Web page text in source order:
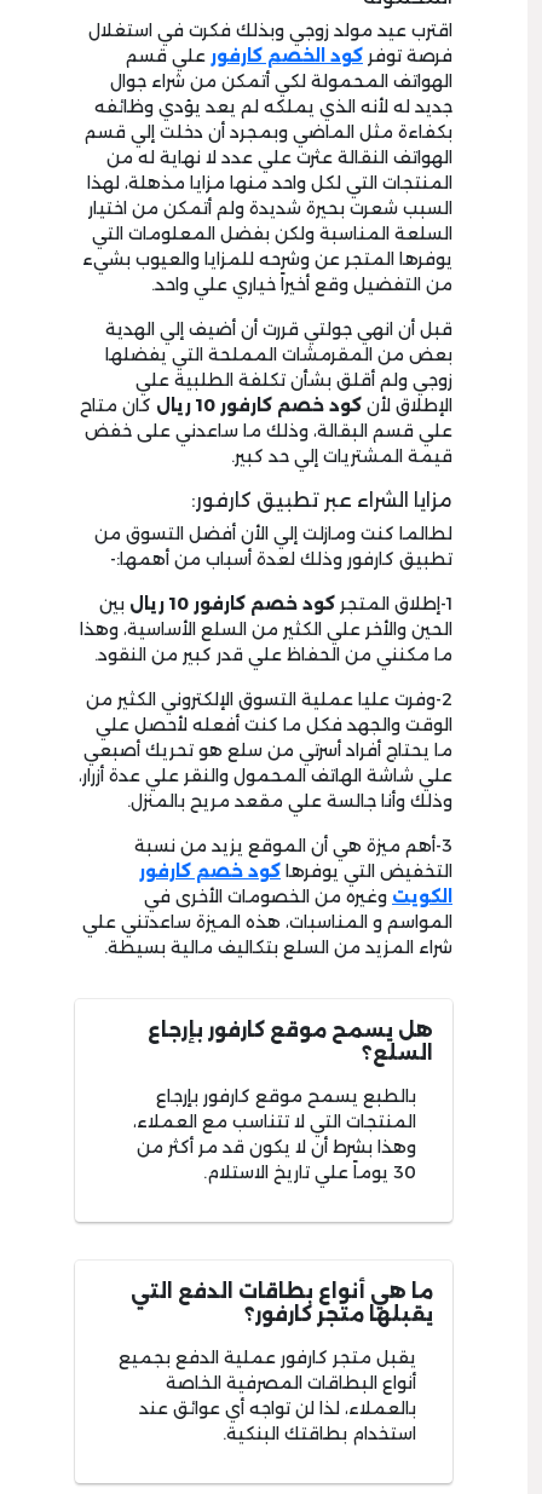
اقترب عيد مولد زوجي وبذلك فكرت في استغلال
فرصة توفر كود الخصم كارفور علي قسم
الهواتف المحمولة لكي أتمكن من شراء جوال
جديد له لأنه الذي يملكه لم يعد يؤدي وظائفه
بكفاءة مثل الماضي وبمجرد أن دخلت إلي قسم
الهواتف النقالة عثرت علي عدد لا نهاية له من
المنتجات التي لكل واحد منها مزايا مذهلة، لهذا
السبب شعرت بحيرة شديدة ولم أتمكن من اختيار
السلعة المناسبة ولكن بفضل المعلومات التي
يوفرها المتجر عن وشرحه للمزايا والعيوب بشيء
من التفضيل وقع أخيراً خياري علي واحد.
قبل أن انهي جولتي قررت أن أضيف إلي الهدية
بعض من المقرمشات المملحة التي يفضلها
زوجي ولم أقلق بشأن تكلفة الطلبية علي
الإطلاق لأن كود خصم كارفور 10 ريال
كان متاح
علي قسم البقالة، وذلك ما ساعدني على خفض
قيمة المشتريات إلي حد كبير.
مزايا الشراء عبر تطبيق كارفور:
لطالما كنت ومازلت إلي الأن أفضل التسوق من
تطبيق كارفور وذلك لعدة أسباب من أهمها:-
1-إطلاق المتجر كود خصم كارفور 10 ريال
بين
الحين والأخر علي الكثير من السلع الأساسية، وهذا
ما مكنني من الحفاظ علي قدر كبير من النقود.
2-وفرت عليا عملية التسوق الإلكتروني الكثير من
الوقت والجهد فكل ما كنت أفعله لأحصل علي
ما يحتاج أفراد أسرتي من سلع هو تحريك أصبعي
علي شاشة الهاتف المحمول والنقر علي عدة أزرار،
وذلك وأنا جالسة علي مقعد مريح بالمنزل.
3-أهم ميزة هي أن الموقع يزيد من نسبة
التخفيض التي يوفرها كود خصم كارفور
الكويت وغيره من الخصومات الأخرى في
المواسم و المناسبات، هذه الميزة ساعدتني علي
شراء المزيد من السلع بتكاليف مالية بسيطة.
هل يسمح موقع كارفور بإرجاع
السلع؟
بالطبع يسمح موقع كارفور بإرجاع
المنتجات التي لا تتناسب مع العملاء،
وهذا بشرط أن لا يكون قد مر أكثر من
30 يوماً علي تاريخ الاستلام.
ما هي أنواع بطاقات الدفع التي
يقبلها متجر كارفور؟
يقبل متجر كارفور عملية الدفع بجميع
أنواع البطاقات المصرفية الخاصة
بالعملاء، لذا لن تواجه أي عوائق عند
استخدام بطاقتك البنكية.